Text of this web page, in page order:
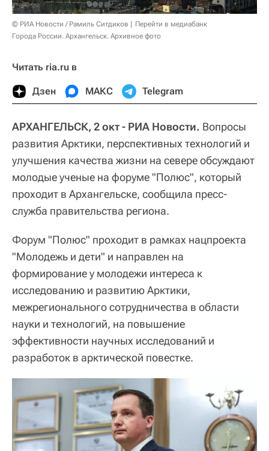
© РИА Новости / Рамиль Ситдиков
Перейти в медиабанк
Города России. Архангельск. Архивное фото
Читать ria.ru в
Дзен МАКС Telegram
АРХАНГЕЛЬСК, 2 окт - РИА Новости. Вопросы
развития Арктики, перспективных технологий и
улучшения качества жизни на севере обсуждают
молодые ученые на форуме "Полюс", который
проходит в Архангельске, сообщила пресс-
служба правительства региона.
Форум "Полюс" проходит в рамках нацпроекта
"Молодежь и дети" и направлен на
формирование у молодежи интереса к
исследованию и развитию Арктики,
межрегионального сотрудничества в области
науки и технологий, на повышение
эффективности научных исследований и
разработок в арктической повестке.